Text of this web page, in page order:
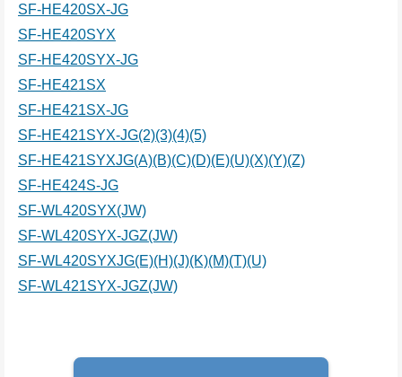
SF-HE420SX-JG
SF-HE420SYX
SF-HE420SYX-JG
SF-HE421SX
SF-HE421SX-JG
SF-HE421SYX-JG(2)(3)(4)(5)
SF-HE421SYXJG(A)(B)(C)(D)(E)(U)(X)(Y)(Z)
SF-HE424S-JG
SF-WL420SYX(JW)
SF-WL420SYX-JGZ(JW)
SF-WL420SYXJG(E)(H)(J)(K)(M)(T)(U)
SF-WL421SYX-JGZ(JW)